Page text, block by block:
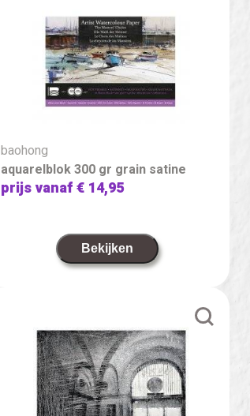
baohong
aquarelblok 300 gr grain satine
prijs vanaf€ 14,95
Bekijken